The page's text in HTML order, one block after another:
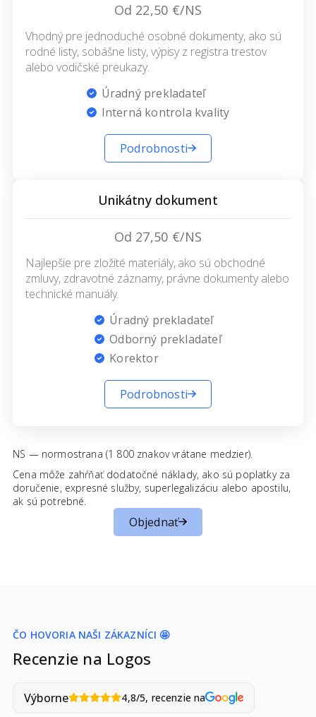
Od 22,50 €/NS
Vhodný pre jednoduché osobné dokumenty, ako sú
rodné listy, sobášne listy, výpisy z registra trestov
alebo vodičské preukazy.
Úradný prekladateľ
Interná kontrola kvality
Podrobnosti
Unikátny dokument
Od 27,50 €/NS
Najlepšie pre zložité materiály, ako sú obchodné
zmluvy, zdravotné záznamy, právne dokumenty alebo
technické manuály.
Úradný prekladateľ
Odborný prekladateľ
Korektor
Podrobnosti
NS — normostrana (1 800 znakov vrátane medzier).
Cena môže zahŕňať dodatočné náklady, ako sú poplatky za
doručenie, expresné služby, superlegalizáciu alebo apostilu,
ak sú potrebné.
Objednať
ČO HOVORIA NAŠI ZÁKAZNÍCI 🤩
Recenzie na Logos
Výborne 4,8/5, recenzie na